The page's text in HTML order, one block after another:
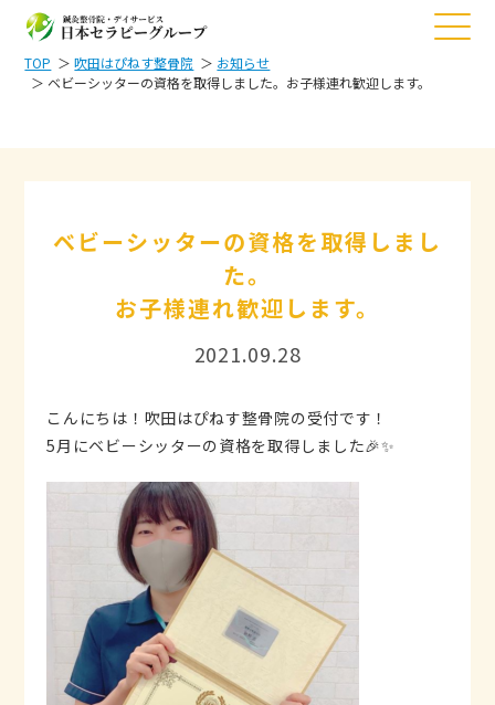
TOP 吹田はぴねす整骨院
お知らせ
ベビーシッターの資格を取得しました。 お子様連れ歓迎します。
ベビーシッターの資格を取得しまし
た。
お子様連れ歓迎します。
2021.09.28
こんにちは！吹田はぴねす整骨院の受付です！
5月にベビーシッターの資格を取得しました🎉✨